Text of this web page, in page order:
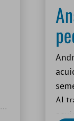
Al